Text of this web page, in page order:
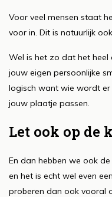
Voor veel mensen staat
voor in. Dit is natuurlijk
Wel is het zo dat het heel
jouw eigen persoonlijke
logisch want wie wordt er
jouw plaatje passen.
Let ook op de
En dan hebben we ook
en het is echt wel even
proberen dan ook vooral